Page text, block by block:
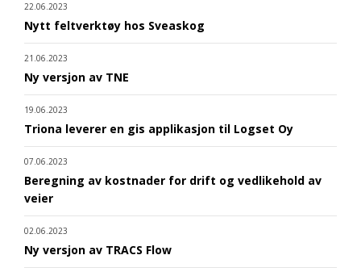
22.06.2023
Nytt feltverktøy hos Sveaskog
21.06.2023
Ny versjon av TNE
19.06.2023
Triona leverer en gis applikasjon til Logset Oy
07.06.2023
Beregning av kostnader for drift og vedlikehold av
veier
02.06.2023
Ny versjon av TRACS Flow